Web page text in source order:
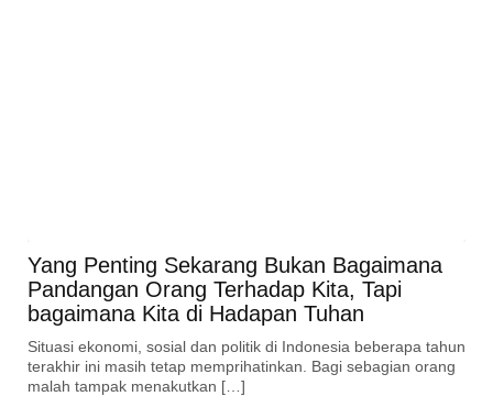
Yang Penting Sekarang Bukan Bagaimana
Pandangan Orang Terhadap Kita, Tapi
bagaimana Kita di Hadapan Tuhan
Situasi ekonomi, sosial dan politik di Indonesia beberapa tahun
terakhir ini masih tetap memprihatinkan. Bagi sebagian orang
malah tampak menakutkan […]